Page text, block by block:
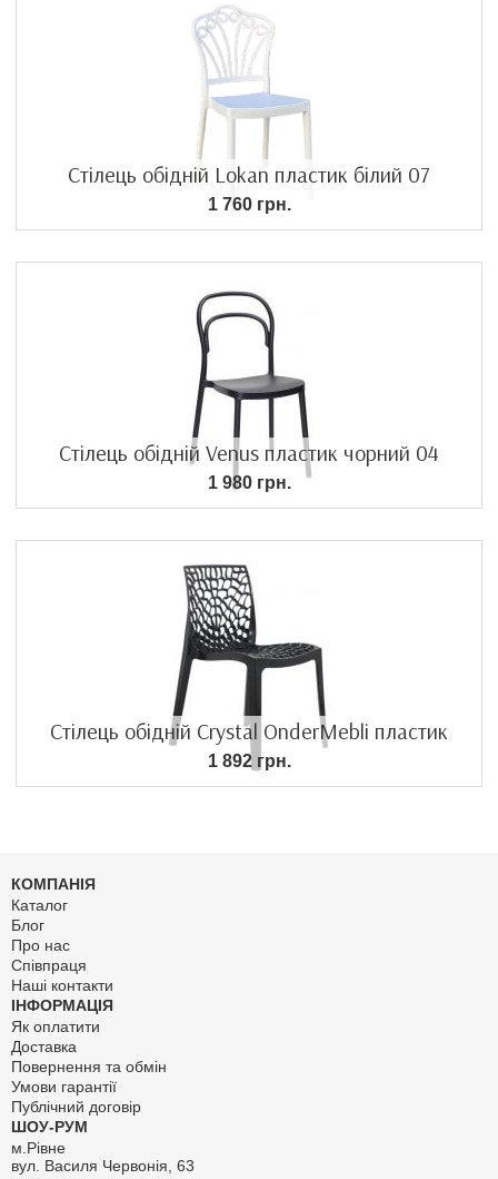
Стілець обідній Lokan пластик білий 07
1 760 грн.
Стілець обідній Venus пластик чорний 04
1 980 грн.
Стілець обідній Crystal OnderMebli пластик
1 892 грн.
КОМПАНІЯ
Каталог
Блог
Про нас
Співпраця
Наші контакти
ІНФОРМАЦІЯ
Як оплатити
Доставка
Повернення та обмін
Умови гарантії
Публічний договір
ШОУ-РУМ
м.Рівне
вул. Василя Червонія, 63